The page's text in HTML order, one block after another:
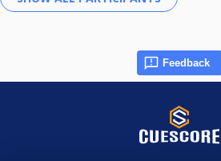
Feedback